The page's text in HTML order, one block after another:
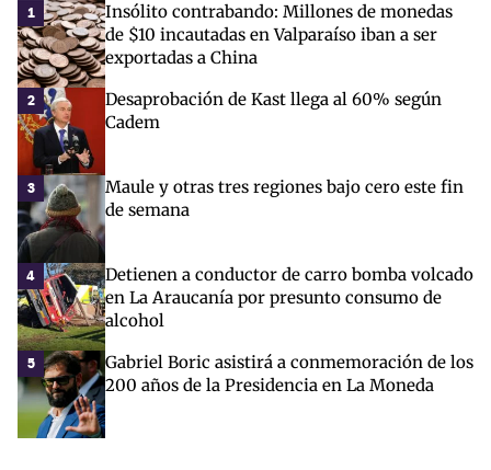
1
Insólito contrabando: Millones de monedas
de $10 incautadas en Valparaíso iban a ser
exportadas a China
2
Desaprobación de Kast llega al 60% según
Cadem
3
Maule y otras tres regiones bajo cero este fin
de semana
4
Detienen a conductor de carro bomba volcado
en La Araucanía por presunto consumo de
alcohol
5
Gabriel Boric asistirá a conmemoración de los
200 años de la Presidencia en La Moneda